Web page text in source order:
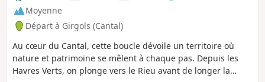
Moyenne
Départ à Girgols (Cantal)
Au cœur du Cantal, cette boucle dévoile un territoire où
nature et patrimoine se mêlent à chaque pas. Depuis les
Havres Verts, on plonge vers le Rieu avant de longer la